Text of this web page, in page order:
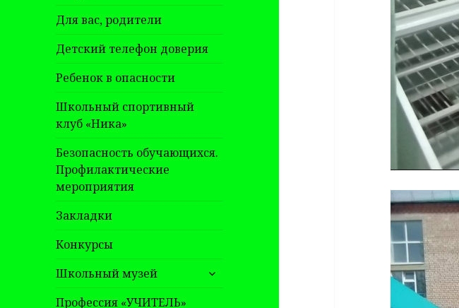
Для вас, родители
Детский телефон доверия
Ребенок в опасности
Школьный спортивный
клуб «Ника»
Безопасность обучающихся.
Профилактические
мероприятия
Закладки
Конкурсы
Школьный музей
раскрыть
дочернее
Профессия «УЧИТЕЛЬ»